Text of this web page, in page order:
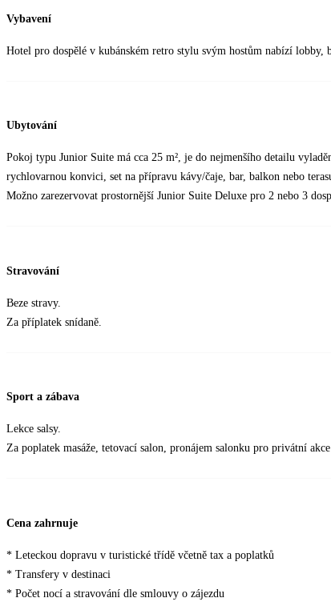
Vybavení
Hotel pro dospělé v kubánském retro stylu svým hostům nabízí lobby,
Ubytování
Pokoj typu Junior Suite má cca 25 m², je do nejmenšího detailu
rychlovarnou konvici, set na přípravu kávy/čaje, bar, balkon nebo
Možno zarezervovat prostornější Junior Suite Deluxe pro 2 nebo 3
Stravování
Beze stravy.
Za příplatek snídaně.
Sport a zábava
Lekce salsy.
Za poplatek masáže, tetovací salon, pronájem salonku pro privátní
Cena zahrnuje
* Leteckou dopravu v turistické třídě včetně tax a poplatků
* Transfery v destinaci
* Počet nocí a stravování dle smlouvy o zájezdu